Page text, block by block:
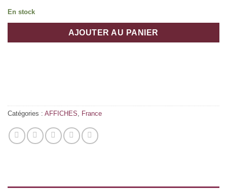
En stock
AJOUTER AU PANIER
Catégories : AFFICHES France